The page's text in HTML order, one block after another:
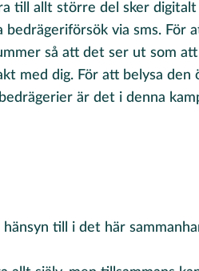
till allt större del sker
via sms. För
så att det ser ut som
med dig. För att belysa den
är det i denna
till i det här